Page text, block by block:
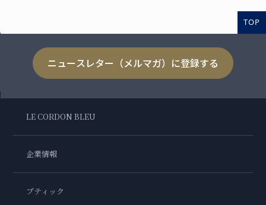
TOP
ニュースレター（メルマガ）に登録する
LE CORDON BLEU
企業情報
ブティック